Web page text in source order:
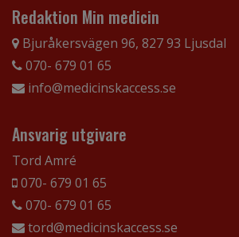
Redaktion Min medicin
Bjuråkersvägen 96, 827 93 Ljusdal
070- 679 01 65
info@medicinskaccess.se
Ansvarig utgivare
Tord Amré
070- 679 01 65
070- 679 01 65
tord@medicinskaccess.se